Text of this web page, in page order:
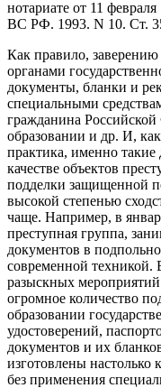
нотариате от 11
ВС РФ. 1993. N 10. Ст.
Как правило,
органами
документы, бланки и
специальными
гражданина
образовании и др. И, как
практика, именно
качестве объектов
подделки защищенной
высокой степенью
чаще. Например, в
преступная группа,
документов в
современной техникой.
разыскных
огромное количество
образовании
удостоверений,
документов и их
изготовлены настолько
без применения